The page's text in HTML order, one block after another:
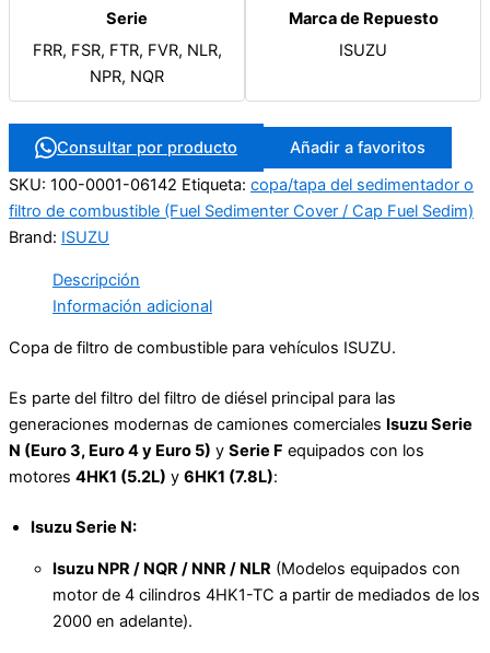
Serie
FRR, FSR, FTR, FVR, NLR,
NPR, NQR
Marca de Repuesto
ISUZU
Consultar por producto
Añadir a favoritos
SKU: 100-0001-06142 Etiqueta: copa/tapa del sedimentador o
filtro de combustible (Fuel Sedimenter Cover / Cap Fuel Sedim)
Brand: ISUZU
Descripción
Información adicional
Copa de filtro de combustible para vehículos ISUZU.
Es parte del filtro del filtro de diésel principal para las
generaciones modernas de camiones comerciales Isuzu Serie
N (Euro 3, Euro 4 y Euro 5) y Serie F equipados con los
motores 4HK1 (5.2L) y 6HK1 (7.8L):
Isuzu Serie N:
Isuzu NPR / NQR / NNR / NLR (Modelos equipados con
motor de 4 cilindros 4HK1-TC a partir de mediados de los
2000 en adelante).